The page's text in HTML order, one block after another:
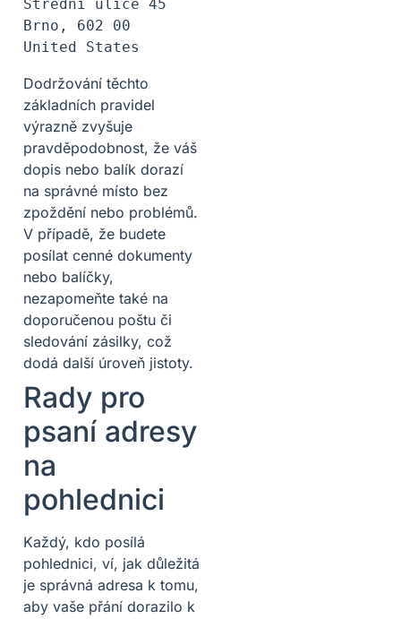
Střední ulice 45
Brno, 602 00
Dodržování těchto
základních pravidel
výrazně zvyšuje
pravděpodobnost, že váš
dopis nebo balík dorazí
na správné místo bez
zpoždění nebo problémů.
V případě, že budete
posílat cenné dokumenty
nebo balíčky,
nezapomeňte také na
doporučenou poštu či
sledování zásilky, což
dodá další úroveň jistoty.
Rady pro
psaní adresy
na
pohlednici
Každý, kdo posílá
pohlednici, ví, jak důležitá
je správná adresa k tomu,
aby vaše přání dorazilo k